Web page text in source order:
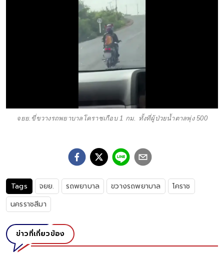
จยย.ขี่ขวางรถพยาบาลโคราชเกือบ 1 กม. ทั้งที่ผู้ป่วยน้ำตาลพุ่ง 500
Tags จยย. รถพยาบาล ขวางรถพยาบาล
โคราช
นครราชสีมา
ข่าวที่เกี่ยวข้อง